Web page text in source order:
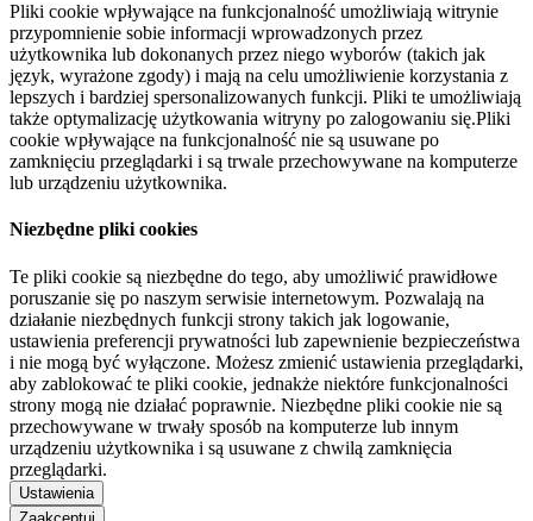
Pliki cookie wpływające na funkcjonalność umożliwiają witrynie
przypomnienie sobie informacji wprowadzonych przez
użytkownika lub dokonanych przez niego wyborów (takich jak
język, wyrażone zgody) i mają na celu umożliwienie korzystania z
lepszych i bardziej spersonalizowanych funkcji. Pliki te umożliwiają
także optymalizację użytkowania witryny po zalogowaniu się.Pliki
cookie wpływające na funkcjonalność nie są usuwane po
zamknięciu przeglądarki i są trwale przechowywane na komputerze
lub urządzeniu użytkownika.
Niezbędne pliki cookies
Te pliki cookie są niezbędne do tego, aby umożliwić prawidłowe
poruszanie się po naszym serwisie internetowym. Pozwalają na
działanie niezbędnych funkcji strony takich jak logowanie,
ustawienia preferencji prywatności lub zapewnienie bezpieczeństwa
i nie mogą być wyłączone. Możesz zmienić ustawienia przeglądarki,
aby zablokować te pliki cookie, jednakże niektóre funkcjonalności
strony mogą nie działać poprawnie. Niezbędne pliki cookie nie są
przechowywane w trwały sposób na komputerze lub innym
urządzeniu użytkownika i są usuwane z chwilą zamknięcia
przeglądarki.
Ustawienia